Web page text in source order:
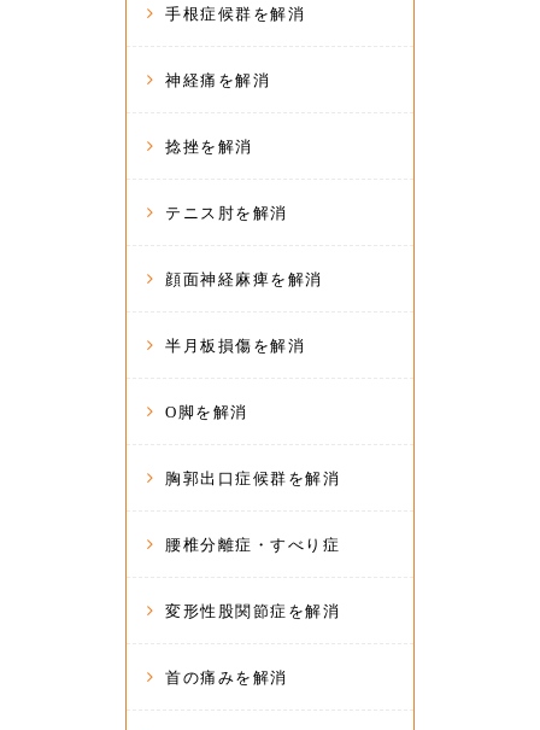
手根症候群を解消
神経痛を解消
捻挫を解消
テニス肘を解消
顔面神経麻痺を解消
半月板損傷を解消
O脚を解消
胸郭出口症候群を解消
腰椎分離症・すべり症
変形性股関節症を解消
首の痛みを解消